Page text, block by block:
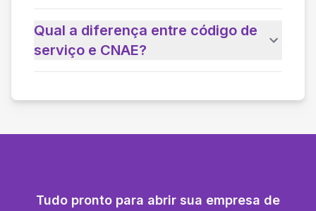
Qual a diferença entre código de
serviço e CNAE?
Tudo pronto para abrir sua empresa de